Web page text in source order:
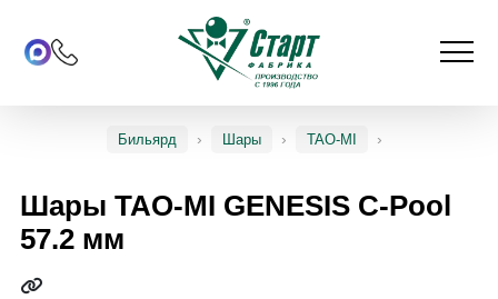
Бильярд Шары TAO-MI
Шары TAO-MI GENESIS C-Pool
57.2 мм